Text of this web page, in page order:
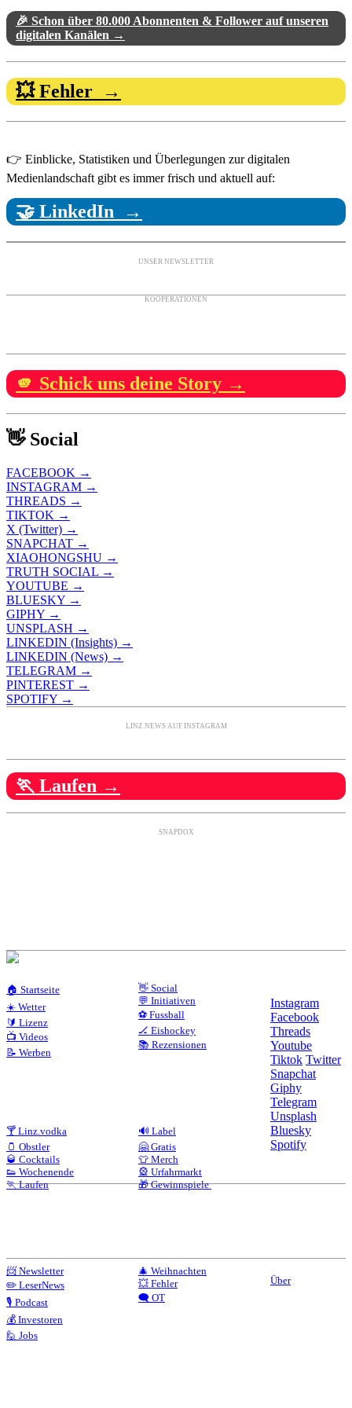
🎉 Schon über 80.000 Abonnenten & Follower auf unseren
digitalen Kanälen →
💥 Fehler →
👉 Einblicke, Statistiken und Überlegungen zur digitalen
Medienlandschaft gibt es immer frisch und aktuell auf:
🤝 LinkedIn →
UNSER NEWSLETTER
KOOPERATIONEN
🫵 Schick uns deine Story →
👋 Social
FACEBOOK →
INSTAGRAM →
THREADS →
TIKTOK →
X (Twitter) →
SNAPCHAT →
XIAOHONGSHU →
TRUTH SOCIAL →
YOUTUBE →
BLUESKY →
GIPHY →
UNSPLASH →
LINKEDIN (Insights) →
LINKEDIN (News) →
TELEGRAM →
PINTEREST →
SPOTIFY →
LINZ NEWS AUF INSTAGRAM
🏃 Laufen →
SNAPDOX
🏠 Startseite
☀️ Wetter
🔰 Lizenz
📺 Videos
📝 Werben
👋 Social
💬 Initiativen
⚽ Fussball
🏒 Eishockey
📚 Rezensionen
🍸 Linz.vodka
🫙 Obstler
🥃 Cocktails
👟 Wochenende
🏃 Laufen
🔊 Label
🤗 Gratis
👕 Merch
🎡 Urfahrmarkt
🎁 Gewinnspiele
📨 Newsletter
✏️ LeserNews
🎙️ Podcast
💰 Investoren
🙋 Jobs
🎄 Weihnachten
💥 Fehler
🗨️ OT
Instagram
Facebook
Threads
Youtube
Tiktok Twitter
Snapchat
Giphy
Telegram
Unsplash
Bluesky
Spotify
Über